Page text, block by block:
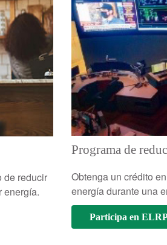
de reducir
energía.
Programa de
Obtenga un crédito
energía durante una
Participa en